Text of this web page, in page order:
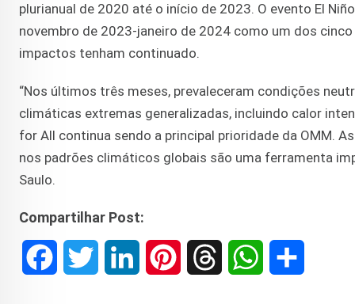
plurianual de 2020 até o início de 2023. O evento El
novembro de 2023-janeiro de 2024 como um dos
impactos tenham continuado.
“Nos últimos três meses, prevaleceram condições
climáticas extremas generalizadas, incluindo calor
for All continua sendo a principal prioridade da OMM.
nos padrões climáticos globais são uma ferramenta
Saulo.
Compartilhar Post: